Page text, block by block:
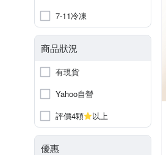
7-11冷凍
商品狀況
有現貨
Yahoo自營
評價4顆
以上
優惠